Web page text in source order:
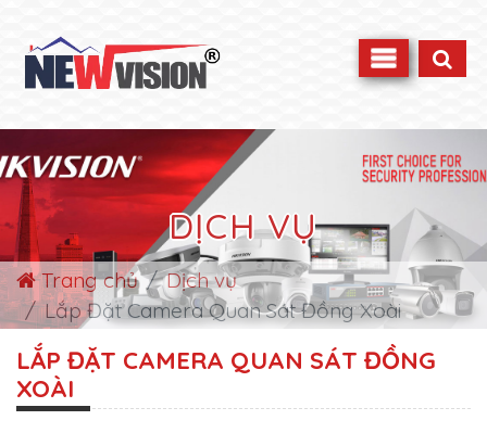
DỊCH VỤ
Trang chủ
Dịch vụ
Lắp Đặt Camera Quan Sát Đồng Xoài
LẮP ĐẶT CAMERA QUAN SÁT ĐỒNG
XOÀI